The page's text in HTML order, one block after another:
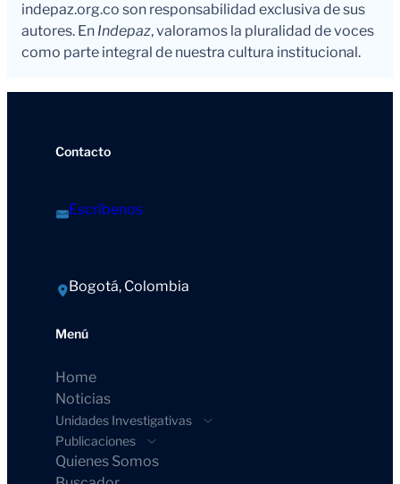
indepaz.org.co son responsabilidad exclusiva de sus
autores. En Indepaz, valoramos la pluralidad de voces
como parte integral de nuestra cultura institucional.
Contacto
Escríbenos
Bogotá, Colombia
Menú
Home
Noticias
Unidades Investigativas
Publicaciones
Quienes Somos